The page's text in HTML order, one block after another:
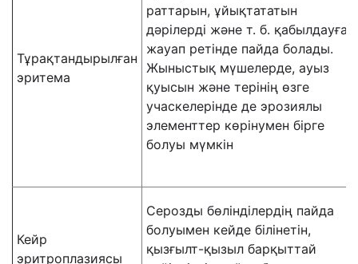
Тұрақтандырылған
эритема
раттарын, ұйықтататын
дәрілерді және т. б. қабылдауға
жауап ретінде пайда болады.
Жыныстық мүшелерде, ауыз
қуысын және терінің өзге
учаскелерінде де эрозиялы
элементтер көрінумен бірге
болуы мүмкін
Кейр
эритроплазиясы
Серозды бөлінділердің пайда
болуымен кейде білінетін,
қызғылт-қызыл барқыттай